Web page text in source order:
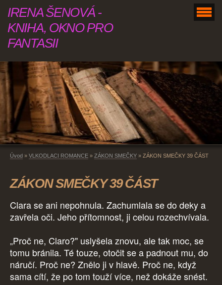
IRENA ŠENOVÁ -
KNIHA, OKNO PRO
FANTASII
Úvod » VLKODLACI ROMANCE » ZÁKON SMEČKY » ZÁKON SMEČKY 39 ČÁST
ZÁKON SMEČKY 39 ČÁST
Clara se ani nepohnula. Zachumlala se do deky a
zavřela oči. Jeho přítomnost, ji celou rozechvívala.
„Proč ne, Claro?" uslyšela znovu, ale tak moc, se
tomu bránila. Té touze, otočit se a padnout mu, do
náručí. Proč ne? Znělo ji v hlavě. Proč ne, když
sama cítí, že po tom touží více, než dokáže snést.